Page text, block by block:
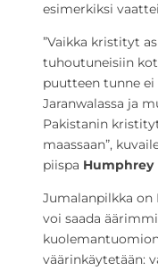
esimerkiksi
”Vaikka kristityt
tuhoutuneisiin
puutteen tunne
Jaranwalassa ja
Pakistanin
maassaan”,
piispa Humphrey
Jumalanpilkka on
voi saada
väärinkäytetään: